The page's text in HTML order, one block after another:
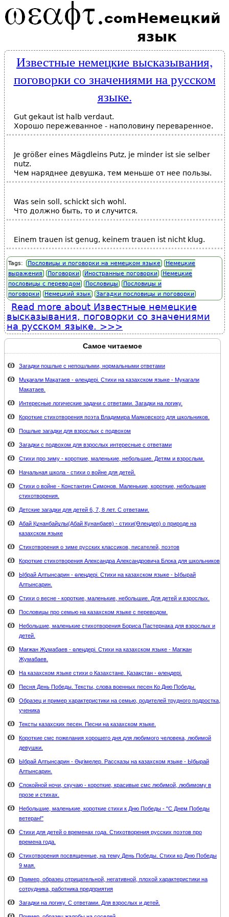
Немецкий
язык
Известные немецкие высказывания,
поговорки со значениями на русском
языке.
Gut gekaut ist halb verdaut.
Хорошо пережеванное - наполовину переваренное.
Je größer eines Mägdleins Putz, je minder ist sie selber
nutz.
Чем наряднее девушка, тем меньше от нее пользы.
Was sein soll, schickt sich wohl.
Что должно быть, то и случится.
Einem trauen ist genug, keinem trauen ist nicht klug.
Tags: Пословицы и поговорки на немецком языке
Немецкие
выражения
Поговорки Иностранные поговорки
Немецкие
пословицы с переводом
Пословицы
Пословицы и
поговорки
Немецкий язык Загадки пословицы и поговорки
Read more about Известные немецкие
высказывания, поговорки со значениями
на русском языке.
Самое читаемое
Загадки пошлые с непошлыми, нормальными ответами
Мұқағали Мақатаев - өлеңдері. Стихи на казахском языке - Мукагали
Макатаев.
Интересные логические задачи с ответами. Загадки на логику.
Короткие стихотворения поэта Владимира Маяковского для школьников.
Пошлые загадки для взрослых с подвохом
Загадки с подвохом для взрослых интересные с ответами
Стихи про зиму - короткие, маленькие, небольшие. Детям и взрослым.
Начальная школа - стихи о войне для детей.
Стихи о войне - Константин Симонов. Маленькие, короткие, небольшие
стихотворения.
Детские загадки для детей 6, 7, 8 лет. С ответами.
Абай Құнанбайұлы(Абай Кунанбаев) - стихи(Өлеңдер) о природе на
казахском языке
Стихотворения о зиме русских классиков, писателей, поэтов
Короткие стихотворения Александра Александровича Блока для школьников
Ыбрай Алтынсарин - өлеңдері. Стихи на казахском языке - Ыбырай
Алтынсарин.
Стихи о весне - короткие, маленькие, небольшие. Для детей и взрослых.
Пословицы про семью на казахском языке с переводом.
Небольшие, маленькие стихотворения Бориса Пастернака для взрослых и
детей.
Мағжан Жұмабаев - өлеңдері. Стихи на казахском языке - Магжан
Жумабаев.
На казахском языке стихи о Казахстане. Қазақстан - өлеңдері.
Песня День Победы. Тексты, слова военных песен Ко Дню Победы.
Образец и пример характеристики на семью, родителей трудного подростка,
ученика
Тексты казахских песен. Песни на казахском языке.
Короткие смс пожелания хорошего дня для любимого человека, любимой
девушки.
Ыбрай Алтынсарин - Әңгімелер. Рассказы на казахском языке - Ыбырай
Алтынсарин.
Спокойной ночи, скучаю - короткие, красивые смс любимой, любимому в
прозе и стихах.
Небольшие, маленькие, короткие стихи к Дню Победы - "С Днем Победы
ветеран!"
Стихи для детей о временах года. Стихотворения русских поэтов про
времена года.
Стихотворения посвященные, на тему День Победы. Стихи ко Дню Победы
9 мая.
Пример, образец отрицательной, негативной, плохой характеристики на
сотрудника, работника предприятия
Загадки на логику. С ответами. Для взрослых и детей.